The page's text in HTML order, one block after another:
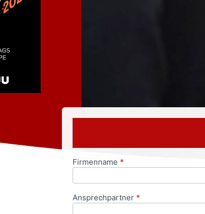
Anfrageformular
Firmenname *
Ansprechpartner *